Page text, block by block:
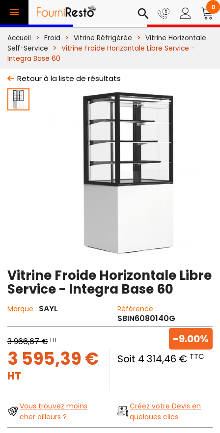
 search 0
Accueil Froid Vitrine Réfrigérée
Vitrine Horizontale
Self-Service
Vitrine Froide Horizontale Libre Service -
Integra Base 60
Retour à la liste de résultats
Vitrine Froide Horizontale Libre
Service - Integra Base 60
Marque : SAYL Référence :
SBIN6080140G
3 966,67 € HT
3 595,39 €
HT
Soit 4 314,46 € TTC
-9.00%
Vous trouvez moins
cher ailleurs ?
Créez votre Devis en
quelques clics